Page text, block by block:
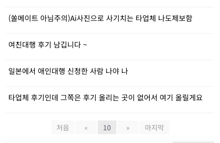
(쏠메이트 아님주의)Ai사진으로 사기치는 타업체 나도제보함
여친대행 후기 남깁니다 ~
일본에서 애인대행 신청한 사람 나야 나
타업체 후기인데 그쪽은 후기 올리는 곳이 없어서 여기 올릴게요
처음 « 10 » 마지막